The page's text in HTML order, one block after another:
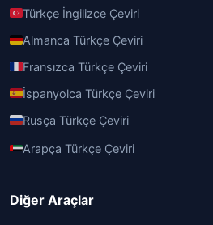
Türkçe İngilizce Çeviri
Almanca Türkçe Çeviri
Fransızca Türkçe Çeviri
İspanyolca Türkçe Çeviri
Rusça Türkçe Çeviri
Arapça Türkçe Çeviri
Diğer Araçlar